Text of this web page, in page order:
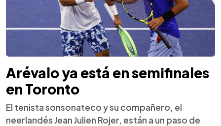
Arévalo ya está en semifinales
en Toronto
El tenista sonsonateco y su compañero, el
neerlandés Jean Julien Rojer, están a un paso de